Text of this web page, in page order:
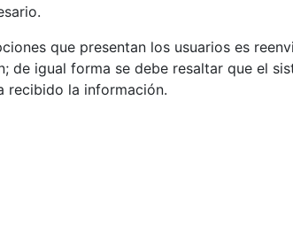
que presentan los usuarios es
de igual forma se debe resaltar que el
recibido la información.